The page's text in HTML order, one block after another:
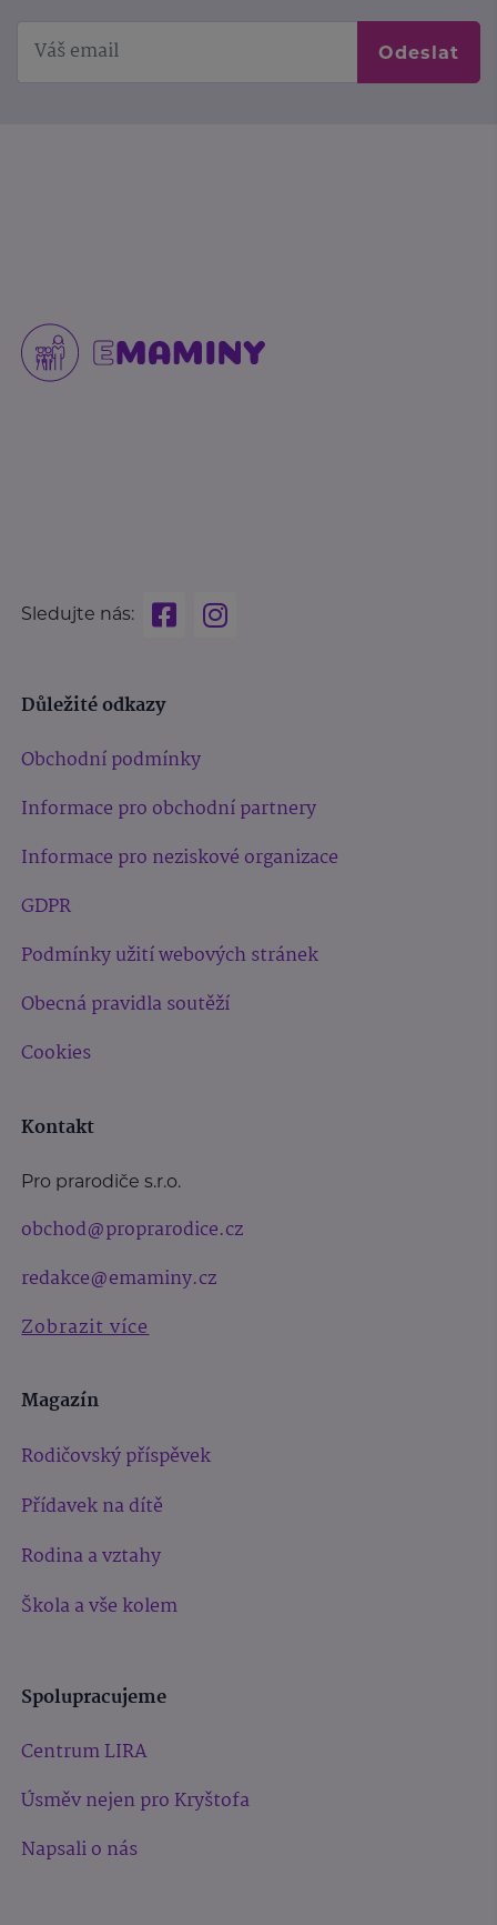
Odeslat
Sledujte nás:
Důležité odkazy
Obchodní podmínky
Informace pro obchodní partnery
Informace pro neziskové organizace
GDPR
Podmínky užití webových stránek
Obecná pravidla soutěží
Cookies
Kontakt
Pro prarodiče s.r.o.
obchod@proprarodice.cz
redakce@emaminy.cz
Zobrazit více
Magazín
Rodičovský příspěvek
Přídavek na dítě
Rodina a vztahy
Škola a vše kolem
Spolupracujeme
Centrum LIRA
Úsměv nejen pro Kryštofa
Napsali o nás